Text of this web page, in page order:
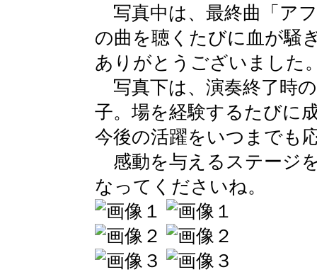
写真中は、最終曲「ア
の曲を聴くたびに血が騒
ありがとうございました
写真下は、演奏終了時
子。場を経験するたびに
今後の活躍をいつまでも
感動を与えるステージ
なってくださいね。